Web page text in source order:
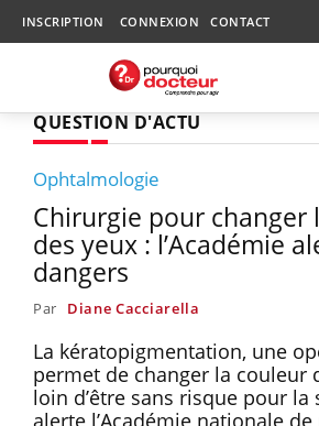
INSCRIPTION CONNEXION CONTACT
QUESTION D'ACTU
Ophtalmologie
Chirurgie pour changer
des yeux : l’Académie
dangers
Par Diane Cacciarella
La kératopigmentation, une
permet de changer la couleur
loin d’être sans risque pour la
alerte l’Académie nationale